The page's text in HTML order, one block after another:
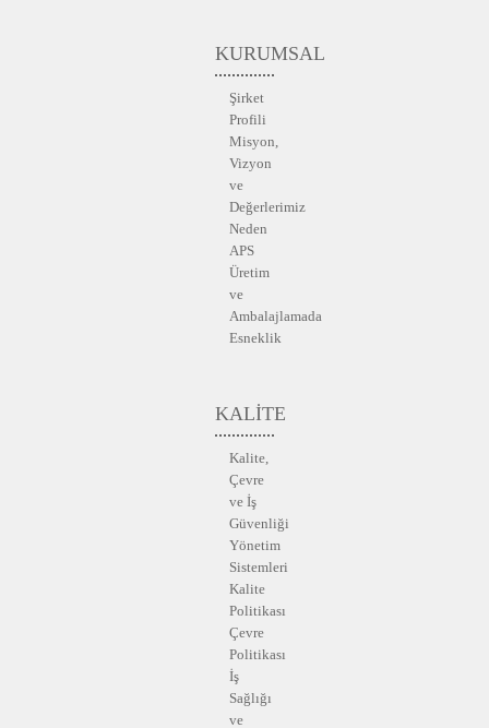
KURUMSAL
Şirket
Profili
Misyon,
Vizyon
ve
Değerlerimiz
Neden
APS
Üretim
ve
Ambalajlamada
Esneklik
KALİTE
Kalite,
Çevre
ve İş
Güvenliği
Yönetim
Sistemleri
Kalite
Politikası
Çevre
Politikası
İş
Sağlığı
ve